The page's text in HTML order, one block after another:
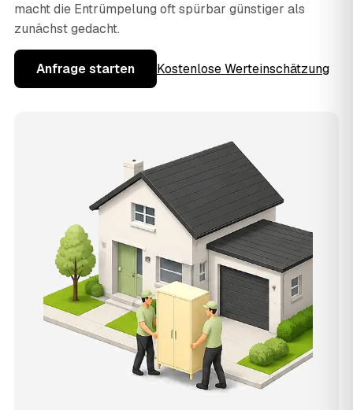
macht die Entrümpelung oft spürbar günstiger als
zunächst gedacht.
Anfrage starten Kostenlose Werteinschätzung